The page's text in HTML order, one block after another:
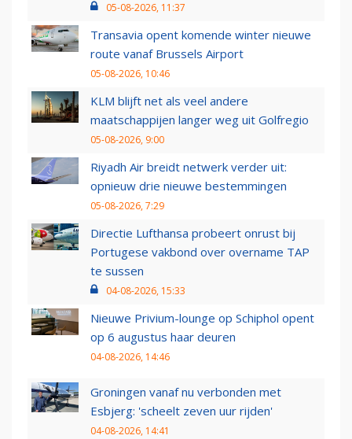
05-08-2026, 11:37
Transavia opent komende winter nieuwe
route vanaf Brussels Airport
05-08-2026, 10:46
KLM blijft net als veel andere
maatschappijen langer weg uit Golfregio
05-08-2026, 9:00
Riyadh Air breidt netwerk verder uit:
opnieuw drie nieuwe bestemmingen
05-08-2026, 7:29
Directie Lufthansa probeert onrust bij
Portugese vakbond over overname TAP
te sussen
04-08-2026, 15:33
Nieuwe Privium-lounge op Schiphol opent
op 6 augustus haar deuren
04-08-2026, 14:46
Groningen vanaf nu verbonden met
Esbjerg: 'scheelt zeven uur rijden'
04-08-2026, 14:41